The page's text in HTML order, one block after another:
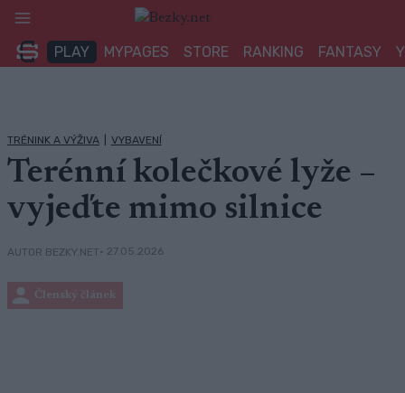
Přeskočit
obsah
PLAY MYPAGES STORE RANKING FANTASY
TRÉNINK A VÝŽIVA VYBAVENÍ
Terénní kolečkové lyže –
vyjeďte mimo silnice
AUTOR BEZKY.NET• 27.05.2026
Členský článek